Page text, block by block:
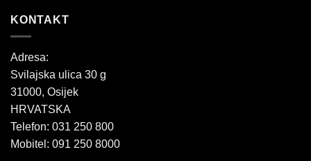
KONTAKT
Adresa:
Svilajska ulica 30 g
31000, Osijek
HRVATSKA
Telefon: 031 250 800
Mobitel: 091 250 8000